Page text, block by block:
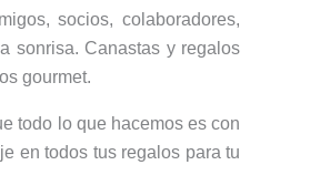
socios, colaboradores,
sonrisa. Canastas y regalos
gourmet.
todo lo que hacemos es con
en todos tus regalos para tu